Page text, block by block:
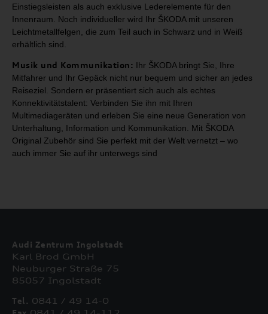
Einstiegsleisten als auch exklusive Lederelemente für den
Innenraum. Noch individueller wird Ihr ŠKODA mit unseren
Leichtmetallfelgen, die zum Teil auch in Schwarz und in Weiß
erhältlich sind.
Musik und Kommunikation: Ihr ŠKODA bringt Sie, Ihre
Mitfahrer und Ihr Gepäck nicht nur bequem und sicher an jedes
Reiseziel. Sondern er präsentiert sich auch als echtes
Konnektivitätstalent: Verbinden Sie ihn mit Ihren
Multimediageräten und erleben Sie eine neue Generation von
Unterhaltung, Information und Kommunikation. Mit ŠKODA
Original Zubehör sind Sie perfekt mit der Welt vernetzt – wo
auch immer Sie auf ihr unterwegs sind
Audi Zentrum Ingolstadt
Karl Brod GmbH
Neuburger Straße 75
85057 Ingolstadt
Tel. 0841 / 49 14-0